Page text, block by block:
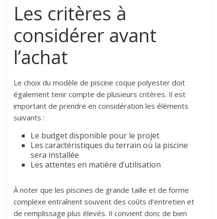
Les critères à
considérer avant
l’achat
Le choix du modèle de piscine coque polyester doit
également tenir compte de plusieurs critères. Il est
important de prendre en considération les éléments
suivants :
Le budget disponible pour le projet
Les caractéristiques du terrain où la piscine
sera installée
Les attentes en matière d’utilisation
À noter que les piscines de grande taille et de forme
complexe entraînent souvent des coûts d’entretien et
de remplissage plus élevés. Il convient donc de bien